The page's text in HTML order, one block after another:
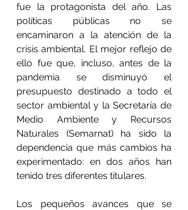
fue la protagonista del año. Las
políticas públicas no se
encaminaron a la atención de la
crisis ambiental. El mejor reflejo de
ello fue que, incluso, antes de la
pandemia se disminuyó el
presupuesto destinado a todo el
sector ambiental y la Secretaría de
Medio Ambiente y Recursos
Naturales (Semarnat) ha sido la
dependencia que más cambios ha
experimentado: en dos años han
tenido tres diferentes titulares.
Los pequeños avances que se